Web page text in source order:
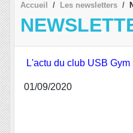
Accueil Les newsletters
L'actu du club USB
01/09/2020